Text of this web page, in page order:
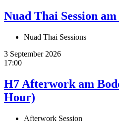
Nuad Thai Session
Nuad Thai Sessions
3 September 2026
17:00
H7 Afterwork am
Hour)
Afterwork Session